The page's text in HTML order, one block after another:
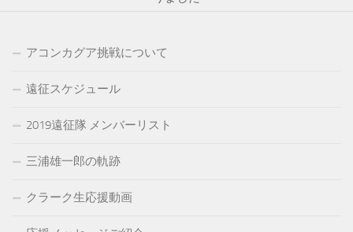
アコンカグア挑戦について
遠征スケジュール
2019遠征隊 メンバーリスト
三浦雄一郎の軌跡
クラーク生応援動画